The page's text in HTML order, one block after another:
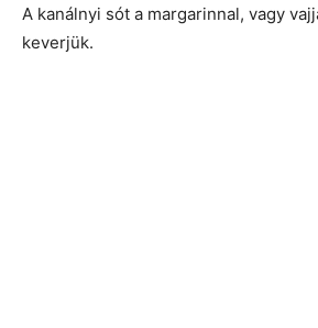
A kanálnyi sót a margarinnal, vagy
keverjük.